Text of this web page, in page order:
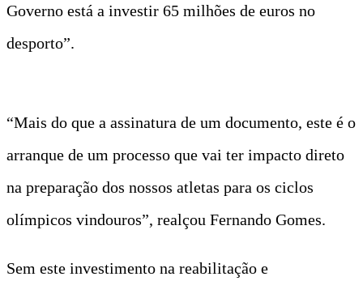
Governo está a investir 65 milhões de euros no
desporto”.
“Mais do que a assinatura de um documento, este é o
arranque de um processo que vai ter impacto direto
na preparação dos nossos atletas para os ciclos
olímpicos vindouros”, realçou Fernando Gomes.
Sem este investimento na reabilitação e